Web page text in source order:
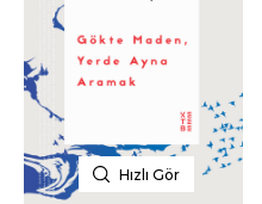
Hızlı Gör